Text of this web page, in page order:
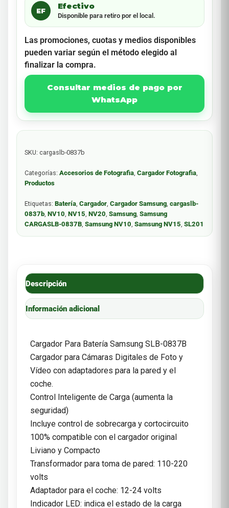
EF
Efectivo
Disponible para retiro por el local.
Las promociones, cuotas y medios disponibles
pueden variar según el método elegido al
finalizar la compra.
Consultar medios de pago por
WhatsApp
SKU: cargaslb-0837b
Categorías: Accesorios de Fotografia, Cargador Fotografia,
Productos
Etiquetas: Batería, Cargador, Cargador Samsung, cargaslb-
0837b, NV10, NV15, NV20, Samsung, Samsung
CARGASLB-0837B, Samsung NV10, Samsung NV15, SL201
Descripción
Información adicional
Cargador Para Batería Samsung SLB-0837B
Cargador para Cámaras Digitales de Foto y
Vídeo con adaptadores para la pared y el
coche.
Control Inteligente de Carga (aumenta la
seguridad)
Incluye control de sobrecarga y cortocircuito
100% compatible con el cargador original
Liviano y Compacto
Transformador para toma de pared: 110-220
volts
Adaptador para el coche: 12-24 volts
Indicador LED: indica el estado de la carga